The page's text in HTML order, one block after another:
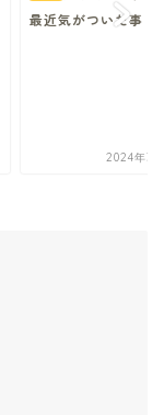
最近気がついた事
2024年3